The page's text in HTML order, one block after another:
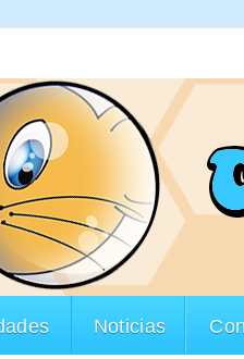
Noticias